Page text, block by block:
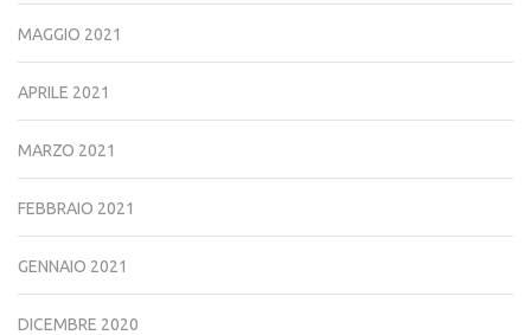
MAGGIO 2021
APRILE 2021
MARZO 2021
FEBBRAIO 2021
GENNAIO 2021
DICEMBRE 2020